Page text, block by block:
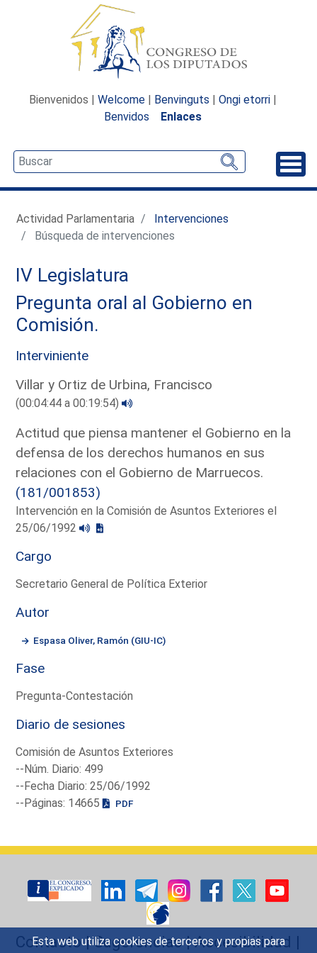
Esta web utiliza cookies de terceros y propias para
Bienvenidos | Welcome | Benvinguts | Ongi etorri |
Benvidos
Enlaces
Actividad Parlamentaria
Intervenciones
Búsqueda de intervenciones
IV Legislatura
Pregunta oral al Gobierno en
Comisión.
Interviniente
Villar y Ortiz de Urbina, Francisco
(00:04:44 a 00:19:54)
Actitud que piensa mantener el Gobierno en la
defensa de los derechos humanos en sus
relaciones con el Gobierno de Marruecos.
(181/001853)
Intervención en la Comisión de Asuntos Exteriores el
25/06/1992
Cargo
Secretario General de Política Exterior
Autor
Espasa Oliver, Ramón (GIU-IC)
Fase
Pregunta-Contestación
Diario de sesiones
Comisión de Asuntos Exteriores
--Núm. Diario: 499
--Fecha Diario: 25/06/1992
--Páginas: 14665
PDF
Contacto|Sugerencias|Accesibilidad |